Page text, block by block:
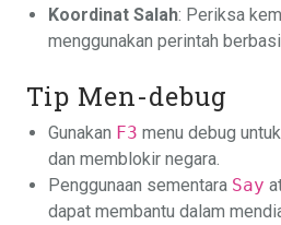
Koordinat Salah: Periksa
menggunakan perintah
Tip Men-debug
Gunakan F3 menu debug
dan memblokir negara.
Penggunaan sementara Say
dapat membantu dalam